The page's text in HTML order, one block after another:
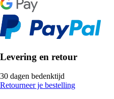
Levering en retour
30 dagen bedenktijd
Retourneer je bestelling